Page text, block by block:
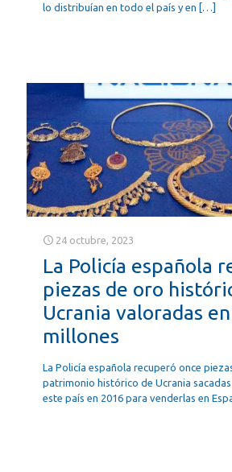
lo distribuían en todo el país y en […]
24 octubre, 2023
La Policía española
piezas de oro
Ucrania valoradas
millones
La Policía española recuperó once
patrimonio histórico de Ucrania
este país en 2016 para venderlas en